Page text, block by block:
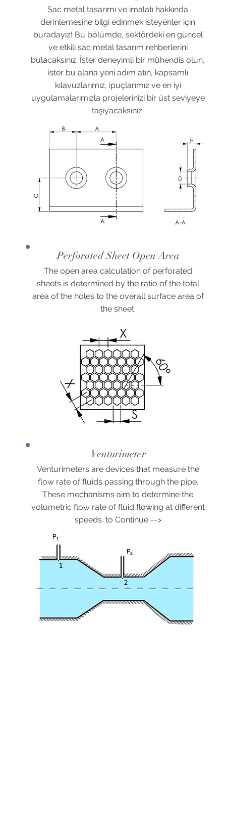
Sac metal tasarımı ve imalatı hakkında
derinlemesine bilgi edinmek isteyenler için
buradayız! Bu bölümde, sektördeki en güncel
ve etkili sac metal tasarım rehberlerini
bulacaksınız. İster deneyimli bir mühendis olun,
ister bu alana yeni adım atın, kapsamlı
kılavuzlarımız, ipuçlarımız ve en iyi
uygulamalarımızla projelerinizi bir üst seviyeye
taşıyacaksınız.
Perforated Sheet Open Area
The open area calculation of perforated
sheets is determined by the ratio of the total
area of the holes to the overall surface area of
the sheet.
Venturimeter
Venturimeters are devices that measure the
flow rate of fluids passing through the pipe.
These mechanisms aim to determine the
volumetric flow rate of fluid flowing at different
speeds. to Continue -->